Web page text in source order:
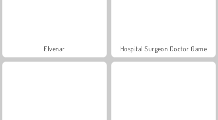
Elvenar Hospital Surgeon Doctor Game